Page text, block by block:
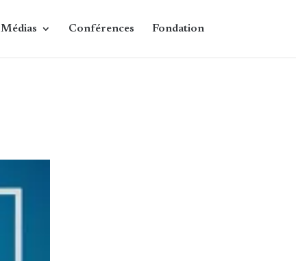
Médias Conférences Fondation